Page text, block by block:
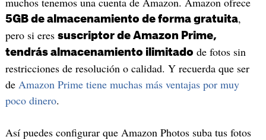
5GB de almacenamiento de forma gratuita,
pero si eres suscriptor de Amazon Prime,
tendrás almacenamiento ilimitado de fotos sin
restricciones de resolución o calidad. Y recuerda que ser
de Amazon Prime tiene muchas más ventajas por muy
poco dinero.
Así puedes configurar que Amazon Photos suba tus fotos